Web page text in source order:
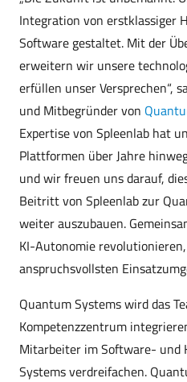
Integration von erstklassiger
Software gestaltet. Mit der
erweitern wir unsere
erfüllen unser Versprechen“,
und Mitbegründer von
Expertise von Spleenlab hat
Plattformen über Jahre
und wir freuen uns darauf,
Beitritt von Spleenlab zur
weiter auszubauen.
KI-Autonomie
anspruchsvollsten
Quantum Systems wird das
Kompetenzzentrum
Mitarbeiter im Software- und
Systems verdreifachen.